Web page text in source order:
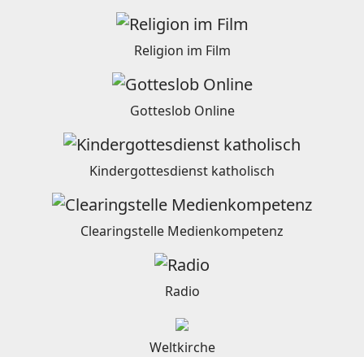
Religion im Film
Gotteslob Online
Kindergottesdienst katholisch
Clearingstelle Medienkompetenz
Radio
Weltkirche